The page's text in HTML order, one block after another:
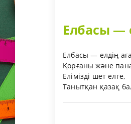
Елбасы —
Елбасы — елдің
Қорғаны және
Елімізді шет елге,
Танытқан қазақ